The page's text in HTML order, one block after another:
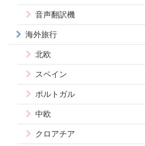
音声翻訳機
海外旅行
北欧
スペイン
ポルトガル
中欧
クロアチア